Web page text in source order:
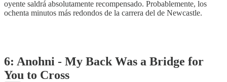
oyente saldrá absolutamente recompensado. Probablemente, los
ochenta minutos más redondos de la carrera del de Newcastle.
6: Anohni - My Back Was a Bridge for
You to Cross